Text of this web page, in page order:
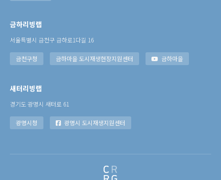
금하리빙랩
서울특별시 금천구 금하로1다길 16
금천구청 금하마을 도시재생현장지원센터 금하마을
새터리빙랩
경기도 광명시 새터로 61
광명시청 광명시 도시재생지원센터